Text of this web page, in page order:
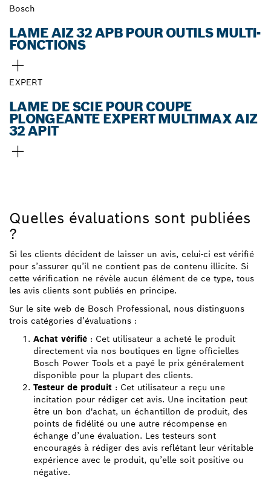
Bosch
LAME AIZ 32 APB POUR OUTILS MULTI-
FONCTIONS
EXPERT
LAME DE SCIE POUR COUPE
PLONGEANTE EXPERT MULTIMAX AIZ
32 APIT
Quelles évaluations sont publiées
?
Si les clients décident de laisser un avis, celui-ci est vérifié
pour s’assurer qu’il ne contient pas de contenu illicite. Si
cette vérification ne révèle aucun élément de ce type, tous
les avis clients sont publiés en principe.
Sur le site web de Bosch Professional, nous distinguons
trois catégories d’évaluations :
Achat vérifié : Cet utilisateur a acheté le produit
directement via nos boutiques en ligne officielles
Bosch Power Tools et a payé le prix généralement
disponible pour la plupart des clients.
Testeur de produit : Cet utilisateur a reçu une
incitation pour rédiger cet avis. Une incitation peut
être un bon d'achat, un échantillon de produit, des
points de fidélité ou une autre récompense en
échange d’une évaluation. Les testeurs sont
encouragés à rédiger des avis reflétant leur véritable
expérience avec le produit, qu’elle soit positive ou
négative.